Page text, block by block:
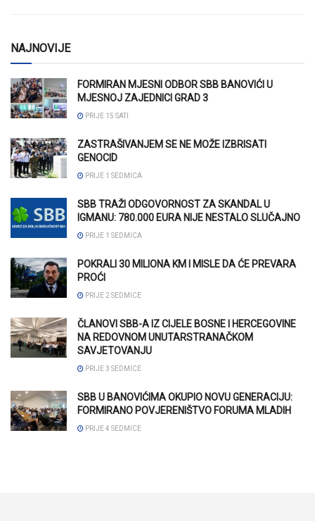
NAJNOVIJE
FORMIRAN MJESNI ODBOR SBB BANOVIĆI U
MJESNOJ ZAJEDNICI GRAD 3
PRIJE 15 SATI
ZASTRAŠIVANJEM SE NE MOŽE IZBRISATI
GENOCID
PRIJE 1 SEDMICA
SBB TRAŽI ODGOVORNOST ZA SKANDAL U
IGMANU: 780.000 EURA NIJE NESTALO SLUČAJNO
PRIJE 1 SEDMICA
POKRALI 30 MILIONA KM I MISLE DA ĆE PREVARA
PROĆI
PRIJE 2 SEDMICE
ČLANOVI SBB-A IZ CIJELE BOSNE I HERCEGOVINE
NA REDOVNOM UNUTARSTRANAČKOM
SAVJETOVANJU
PRIJE 3 SEDMICE
SBB U BANOVIĆIMA OKUPIO NOVU GENERACIJU:
FORMIRANO POVJERENIŠTVO FORUMA MLADIH
PRIJE 4 SEDMICE